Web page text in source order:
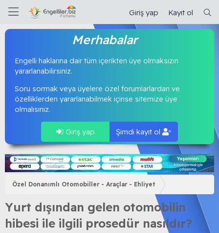
Giriş yap Kayıt ol
Merhabalar
Engelli haklarına dair tüm içerikten üye olmaksızın
yararlanabilirsiniz.
Soru sormak veya üyelere özel forumlarlardan ve
özelliklerden yararlanabilmek içinse sitemize üye
olmalısınız.
Giriş yap Şimdi kayıt ol
Özel Donanımlı Otomobiller - Araçlar - Ehliyet
Yurt dışından gelen otomobilin
hibesi ile ilgili prosedür nasıldır?